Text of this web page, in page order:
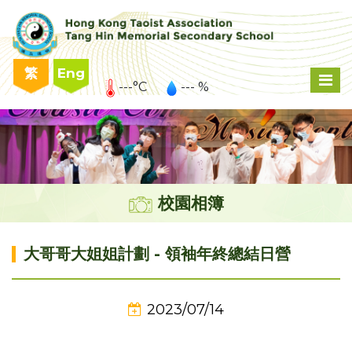
繁 Eng
---°C --- %
校園相簿
大哥哥大姐姐計劃 - 領袖年終總結日營
2023/07/14